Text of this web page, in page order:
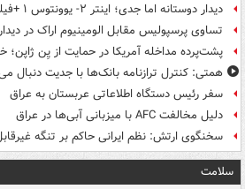
دیدار دوستانه اما جدی؛ اینتر ۲- یوونتوس ۱ +فیلم
تساوی پرسپولیس مقابل الومینیوم اراک در
پشت‌پرده مداخله آمریکا در حمایت از یِن ژاپن؛
همتی: کنترل ترازنامه بانک‌ها با جدیت دنبال
سفر رئیس دستگاه اطلاعاتی عربستان به عراق
دلیل مخالفت AFC با میزبانی آبی‌ها در عراق
سخنگوی ارتش: نظم ایرانی حاکم بر تنگه
سلامت